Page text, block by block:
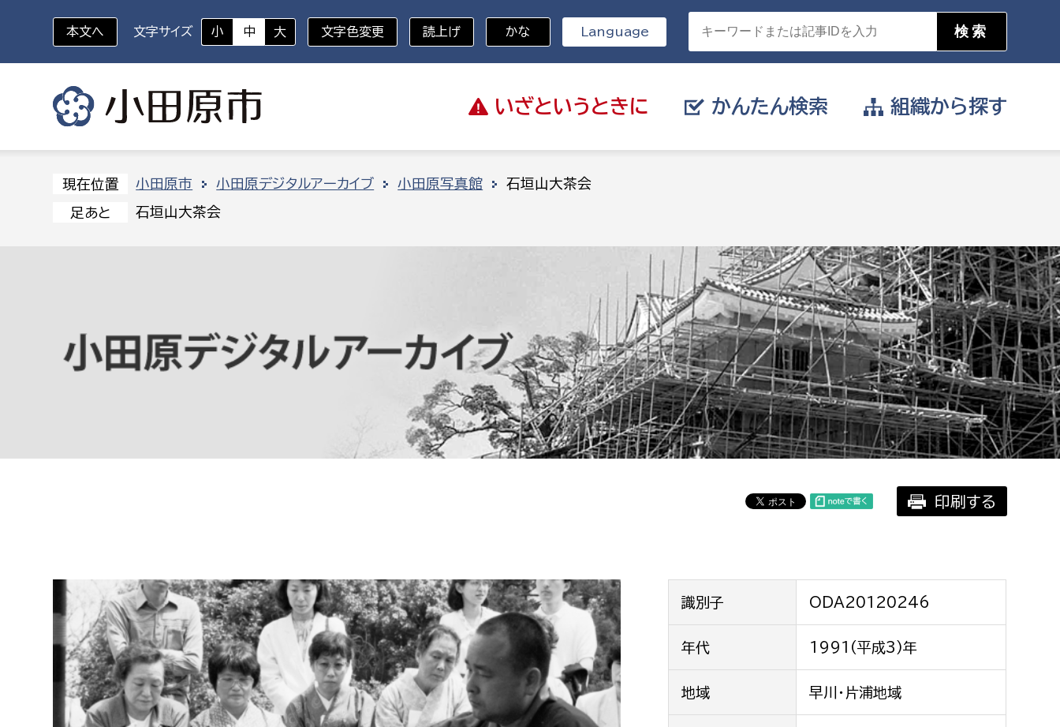
いざと いうときに
いざというときに
防災・ハザードマップ 避難場所 消防
かんたん検索
対象者を選択
高校生・大学生など
妊産婦
傷病者
事業者
労働者
分野を選択
防災・安全
福祉・健康
環境・エネルギー
文化・生涯学習
市民活動・地域づくり
行政経営
届け出や申請をしたい
証明書がほしい
相談をしたい
支払いをしたい
働きたい
遊びたい
イベント・講座などに参加したい
まちづくりに関わりたい
組織から探す
組織から探す
部に属さない室
デジタル推進課
財産管理課
契約検査課
市税総務課
市民税課
資産税課
事業課
戸籍住民課
図書館
スポーツ課
小田原城総合管理事務所
環境政策課
福祉健康部
福祉政策課
子ども若者部
子ども政策課
経済部
産業政策課
都市部
本文へ 文字サイズ 小 中 大 文字色変更 読上げ かな Language
現在位置 小田原市 小田原デジタルアーカイブ 小田原写真館 石垣山大茶会
足あと 石垣山大茶会
印刷する
識別子 ODA20120246
年代 1991(平成3)年
地域 早川・片浦地域